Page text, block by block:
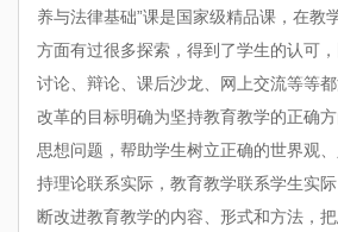
养与法律基础”课是国家级精品课，在教
方面有过很多探索，得到了学生的认可
讨论、辩论、课后沙龙、网上交流等等
改革的目标明确为坚持教育教学的正确
思想问题，帮助学生树立正确的世界观
持理论联系实际，教育教学联系学生实
断改进教育教学的内容、形式和方法，